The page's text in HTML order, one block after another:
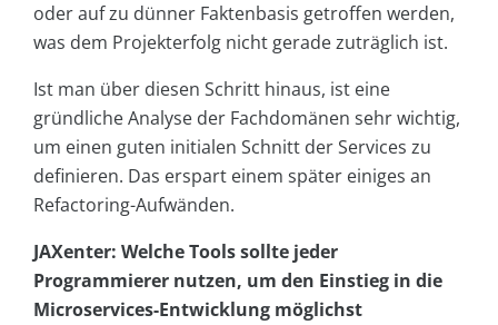
oder auf zu dünner Faktenbasis getroffen werden,
was dem Projekterfolg nicht gerade zuträglich ist.
Ist man über diesen Schritt hinaus, ist eine
gründliche Analyse der Fachdomänen sehr wichtig,
um einen guten initialen Schnitt der Services zu
definieren. Das erspart einem später einiges an
Refactoring-Aufwänden.
JAXenter: Welche Tools sollte jeder
Programmierer nutzen, um den Einstieg in die
Microservices-Entwicklung möglichst